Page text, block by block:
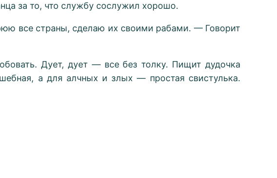
за то, что службу сослужил хорошо.
все страны, сделаю их своими рабами. — Говорит
Дует, дует — все без толку. Пищит дудочка
а для алчных и злых — простая свистулька.